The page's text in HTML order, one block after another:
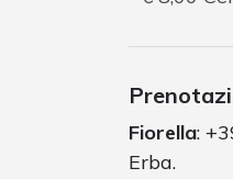
Fiorella:
Erba.